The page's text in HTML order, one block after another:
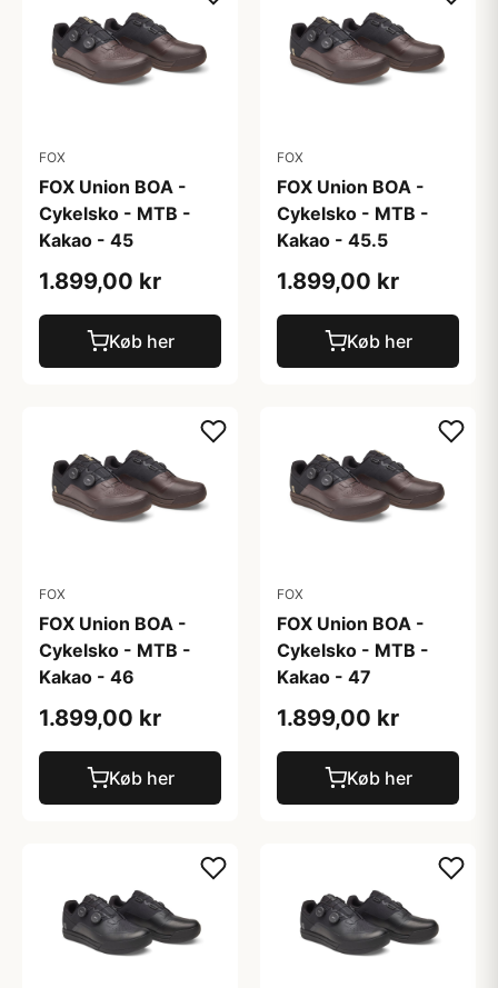
FOX
FOX Union BOA -
Cykelsko - MTB -
Kakao - 45
1.899,00 kr
Køb her
FOX
FOX Union BOA -
Cykelsko - MTB -
Kakao - 45.5
1.899,00 kr
Køb her
FOX
FOX Union BOA -
Cykelsko - MTB -
Kakao - 46
1.899,00 kr
Køb her
FOX
FOX Union BOA -
Cykelsko - MTB -
Kakao - 47
1.899,00 kr
Køb her